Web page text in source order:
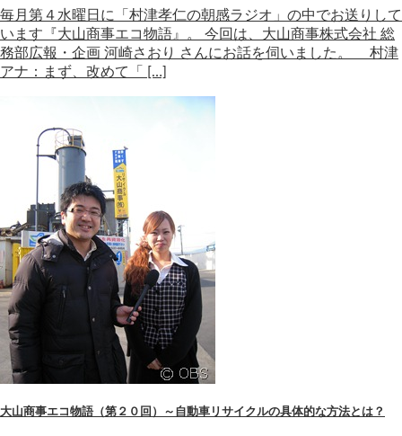
毎月第４水曜日に「村津孝仁の朝感ラジオ」の中でお送りして
います『大山商事エコ物語』。 今回は、大山商事株式会社 総
務部広報・企画 河崎さおり さんにお話を伺いました。 村津
アナ：まず、改めて「 […]
大山商事エコ物語（第２０回）～自動車リサイクルの具体的な方法とは？